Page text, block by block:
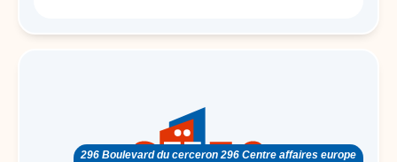
296 Boulevard du cerceron 296 Centre affaires europe